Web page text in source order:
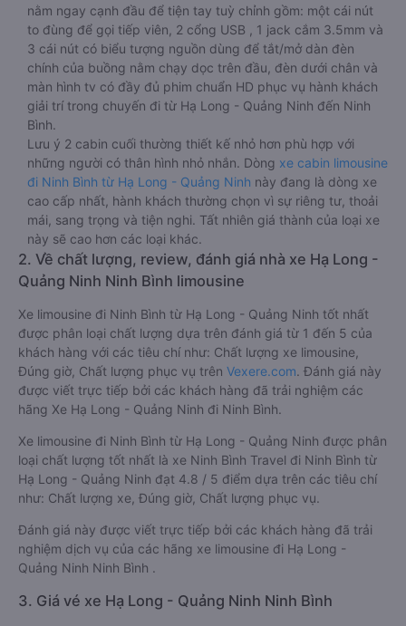
nằm ngay cạnh đầu để tiện tay tuỳ chỉnh gồm: một cái nút
to đùng để gọi tiếp viên, 2 cổng USB , 1 jack cắm 3.5mm và
3 cái nút có biểu tượng nguồn dùng để tắt/mở dàn đèn
chính của buồng nằm chạy dọc trên đầu, đèn dưới chân và
màn hình tv có đầy đủ phim chuẩn HD phục vụ hành khách
giải trí trong chuyến đi từ Hạ Long - Quảng Ninh đến Ninh
Bình.
Lưu ý 2 cabin cuối thường thiết kế nhỏ hơn phù hợp với
những người có thân hình nhỏ nhắn. Dòng xe cabin limousine
đi Ninh Bình từ Hạ Long - Quảng Ninh này đang là dòng xe
cao cấp nhất, hành khách thường chọn vì sự riêng tư, thoải
mái, sang trọng và tiện nghi. Tất nhiên giá thành của loại xe
này sẽ cao hơn các loại khác.
2. Về chất lượng, review, đánh giá nhà xe Hạ Long -
Quảng Ninh Ninh Bình limousine
Xe limousine đi Ninh Bình từ Hạ Long - Quảng Ninh tốt nhất
được phân loại chất lượng dựa trên đánh giá từ 1 đến 5 của
khách hàng với các tiêu chí như: Chất lượng xe limousine,
Đúng giờ, Chất lượng phục vụ trên Vexere.com. Đánh giá này
được viết trực tiếp bởi các khách hàng đã trải nghiệm các
hãng Xe Hạ Long - Quảng Ninh đi Ninh Bình.
Xe limousine đi Ninh Bình từ Hạ Long - Quảng Ninh được phân
loại chất lượng tốt nhất là xe Ninh Bình Travel đi Ninh Bình từ
Hạ Long - Quảng Ninh đạt 4.8 / 5 điểm dựa trên các tiêu chí
như: Chất lượng xe, Đúng giờ, Chất lượng phục vụ.
Đánh giá này được viết trực tiếp bởi các khách hàng đã trải
nghiệm dịch vụ của các hãng xe limousine đi Hạ Long -
Quảng Ninh Ninh Bình .
3. Giá vé xe Hạ Long - Quảng Ninh Ninh Bình